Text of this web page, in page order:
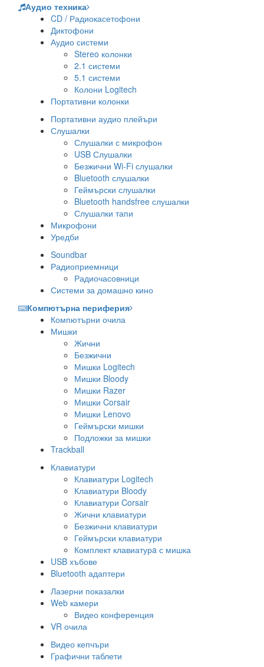
Аудио техника
CD / Радиокасетофони
Диктофони
Аудио системи
Stereo колонки
2.1 системи
5.1 системи
Колони Logitech
Портативни колонки
Портативни аудио плейъри
Слушалки
Слушалки с микрофон
USB Слушалки
Безжични Wi-Fi слушалки
Bluetooth слушалки
Геймърски слушалки
Bluetooth handsfree слушалки
Слушалки тапи
Микрофони
Уредби
Soundbar
Радиоприемници
Радиочасовници
Системи за домашно кино
Компютърна периферия
Компютърни очила
Мишки
Жични
Безжични
Мишки Logitech
Мишки Bloody
Мишки Razer
Мишки Corsair
Мишки Lenovo
Геймърски мишки
Подложки за мишки
Trackball
Клавиатури
Клавиатури Logitech
Клавиатури Bloody
Клавиатури Corsair
Жични клавиатури
Безжични клавиатури
Геймърски клавиатури
Комплект клавиатурa с мишка
USB хъбове
Bluetooth адаптери
Лазерни показалки
Web камери
Видео конференция
VR очила
Видео кепчъри
Графични таблети